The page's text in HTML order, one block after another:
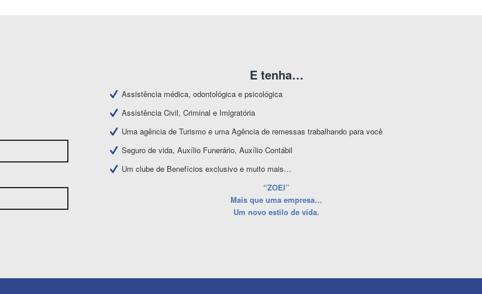
E tenha…
Assistência médica, odontológica e psicológica
Assistência Civil, Criminal e Imigratória
Uma agência de Turismo e uma Agência de remessas trabalhando para você
Seguro de vida, Auxílio Funerário, Auxílio Contábil
Um clube de Benefícios exclusivo e muito mais…
“ZOEI”
Mais que uma empresa…
Um novo estilo de vida.